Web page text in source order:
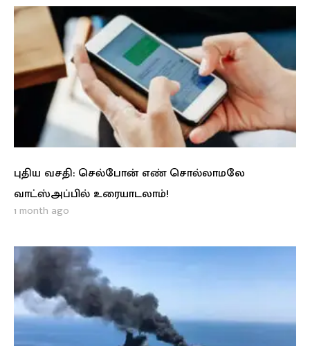
புதிய வசதி: செல்போன் எண் சொல்லாமலே
வாட்ஸ்அப்பில் உரையாடலாம்!
1 month ago